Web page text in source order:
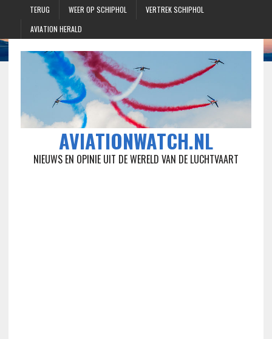
TERUG WEER OP SCHIPHOL
VERTREK SCHIPHOL
AVIATION HERALD
AVIATIONWATCH.NL
NIEUWS EN OPINIE UIT DE WERELD VAN DE LUCHTVAART